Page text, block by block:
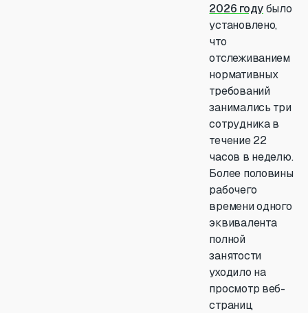
2026 годубыло
установлено,
что
отслеживанием
нормативных
требований
занимались три
сотрудника в
течение 22
часов в неделю.
Более половины
рабочего
времени одного
эквивалента
полной
занятости
уходило на
просмотр веб-
страниц